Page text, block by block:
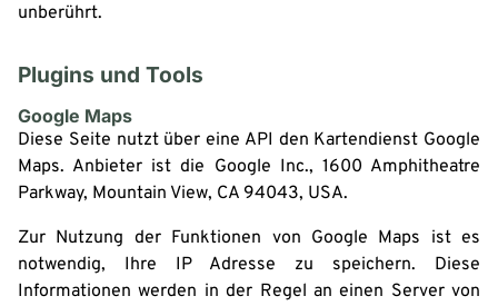
unberührt.
Plugins und Tools
Google Maps
Diese Seite nutzt über eine API den Kartendienst Google
Maps. Anbieter ist die Google Inc., 1600 Amphitheatre
Parkway, Mountain View, CA 94043, USA.
Zur Nutzung der Funktionen von Google Maps ist es
notwendig, Ihre IP Adresse zu speichern. Diese
Informationen werden in der Regel an einen Server von